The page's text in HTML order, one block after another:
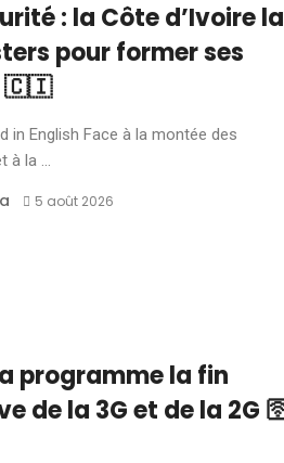
: la Côte d’Ivoire
pour former ses
🇨🇮
in English Face à la montée des
à la ...
5 août 2026
programme la fin
de la 3G et de la 2G